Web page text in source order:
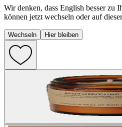
Wir denken, dass English besser zu
können jetzt wechseln oder auf
Wechseln Hier bleiben